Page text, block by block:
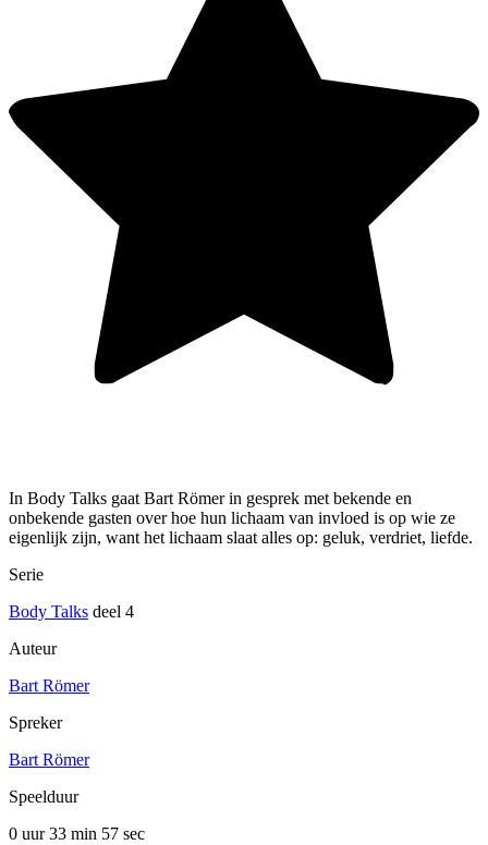
In Body Talks gaat Bart Römer in gesprek met bekende en
onbekende gasten over hoe hun lichaam van invloed is op wie ze
eigenlijk zijn, want het lichaam slaat alles op: geluk, verdriet, liefde.
Serie
Body Talks deel 4
Auteur
Bart Römer
Spreker
Bart Römer
Speelduur
0 uur 33 min 57 sec